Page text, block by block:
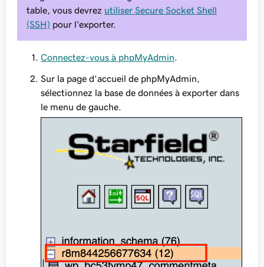
table, vous devrez utiliser Secure Socket Shell
(SSH) pour l’exporter.
Connectez-vous à phpMyAdmin
Sur la page d’accueil de phpMyAdmin,
sélectionnez la base de données à exporter dans
le menu de gauche.